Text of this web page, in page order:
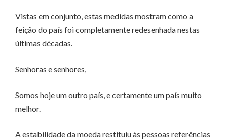
Vistas em conjunto, estas medidas mostram como a
feição do país foi completamente redesenhada nestas
últimas décadas.
Senhoras e senhores,
Somos hoje um outro país, e certamente um país muito
melhor.
A estabilidade da moeda restituiu às pessoas referências